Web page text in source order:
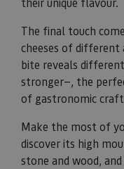
The final touch
cheeses of different
bite reveals
stronger—, the
of gastronomic
Make the most of
discover its high
stone and wood,